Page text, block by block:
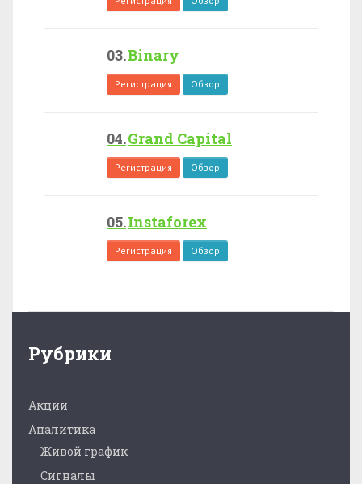
Binary
Регистрация Обзор
Grand Capital
Регистрация Обзор
Instaforex
Регистрация Обзор
Рубрики
Акции
Аналитика
Живой график
Сигналы